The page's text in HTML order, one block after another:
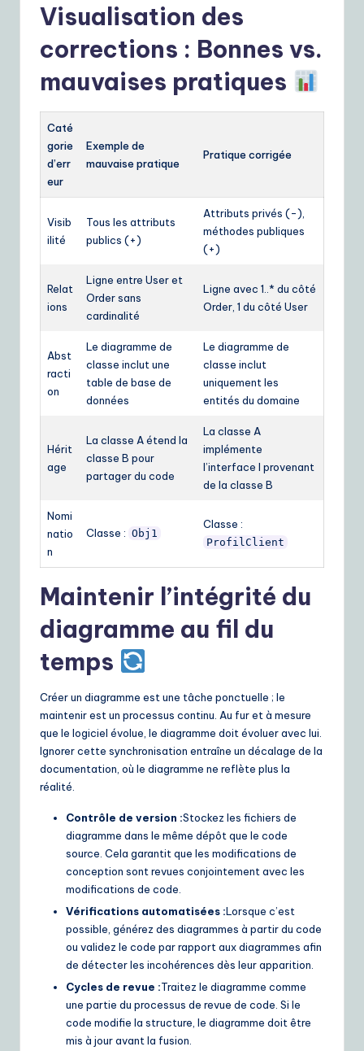
Visualisation des
corrections : Bonnes vs.
mauvaises pratiques
Caté
gorie
d’err
eur
Exemple de
mauvaise pratique
Pratique corrigée
Visib
ilité
Tous les attributs
publics (+)
Attributs privés (-),
méthodes publiques
(+)
Relat
ions
Ligne entre User et
Order sans
cardinalité
Ligne avec 1..* du côté
Order, 1 du côté User
Abst
racti
on
Le diagramme de
classe inclut une
table de base de
données
Le diagramme de
classe inclut
uniquement les
entités du domaine
Hérit
age
La classe A étend la
classe B pour
partager du code
La classe A
implémente
l’interface I provenant
de la classe B
Nomi
natio
n
Classe : Obj1
Classe :
ProfilClient
Maintenir l’intégrité du
diagramme au fil du
temps
Créer un diagramme est une tâche ponctuelle ; le
maintenir est un processus continu. Au fur et à mesure
que le logiciel évolue, le diagramme doit évoluer avec lui.
Ignorer cette synchronisation entraîne un décalage de la
documentation, où le diagramme ne reflète plus la
réalité.
Contrôle de version :Stockez les fichiers de
diagramme dans le même dépôt que le code
source. Cela garantit que les modifications de
conception sont revues conjointement avec les
modifications de code.
Vérifications automatisées :Lorsque c’est
possible, générez des diagrammes à partir du code
ou validez le code par rapport aux diagrammes afin
de détecter les incohérences dès leur apparition.
Cycles de revue :Traitez le diagramme comme
une partie du processus de revue de code. Si le
code modifie la structure, le diagramme doit être
mis à jour avant la fusion.